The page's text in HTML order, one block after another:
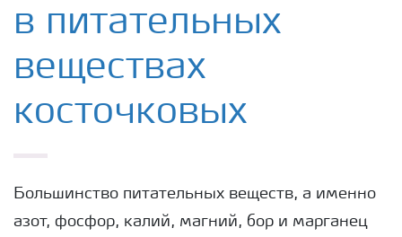
Культуры
Инструменты и сервисы
в питательных
веществах
косточковых
Большинство питательных веществ, а именно
азот, фосфор, калий, магний, бор и марганец